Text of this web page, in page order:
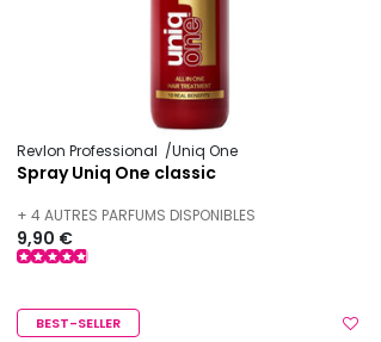
Revlon Professional Uniq One
Spray Uniq One classic
+ 4 AUTRES PARFUMS DISPONIBLES
9,90 €
BEST-SELLER